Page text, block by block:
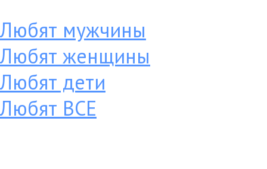
Любят мужчины
Любят женщины
Любят дети
Любят ВСЕ